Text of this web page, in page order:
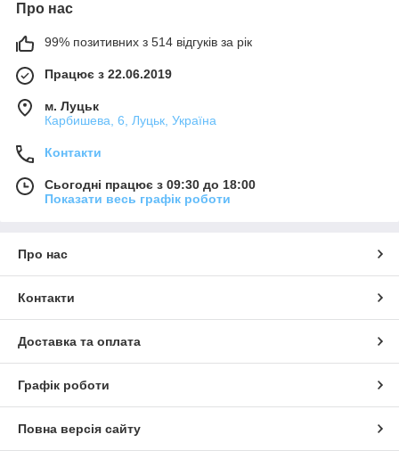
Про нас
99% позитивних з 514 відгуків за рік
Працює з 22.06.2019
м. Луцьк
Карбишева, 6, Луцьк, Україна
Контакти
Сьогодні працює з 09:30 до 18:00
Показати весь графік роботи
Про нас
Контакти
Доставка та оплата
Графік роботи
Повна версія сайту